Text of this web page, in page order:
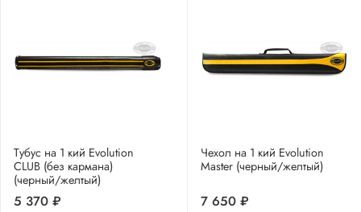
Тубус на 1 кий Evolution
CLUB (без кармана)
(черный/желтый)
5 370 ₽
Чехол на 1 кий Evolution
Master (черный/желтый)
7 650 ₽